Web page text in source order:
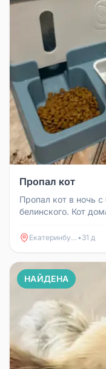
Пропал кот
Пропал кот в ночь
белинского. Кот
Екатеринбург• 31 д
НАЙДЕНА